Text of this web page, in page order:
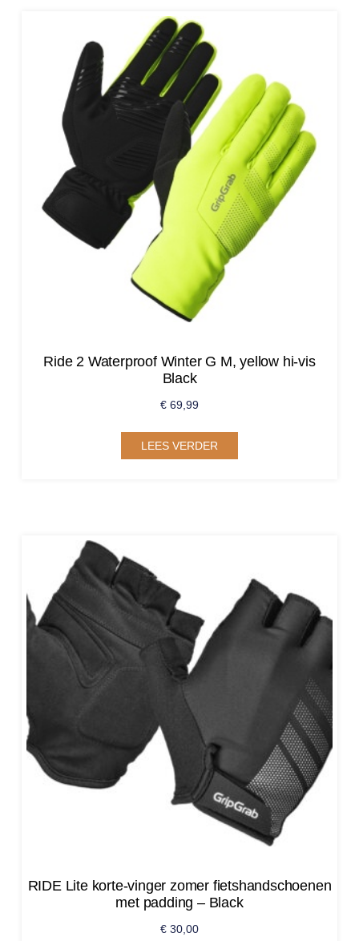
Ride 2 Waterproof Winter G M, yellow hi-vis
Black
€ 69,99
LEES VERDER
RIDE Lite korte-vinger zomer fietshandschoenen
met padding – Black
€ 30,00